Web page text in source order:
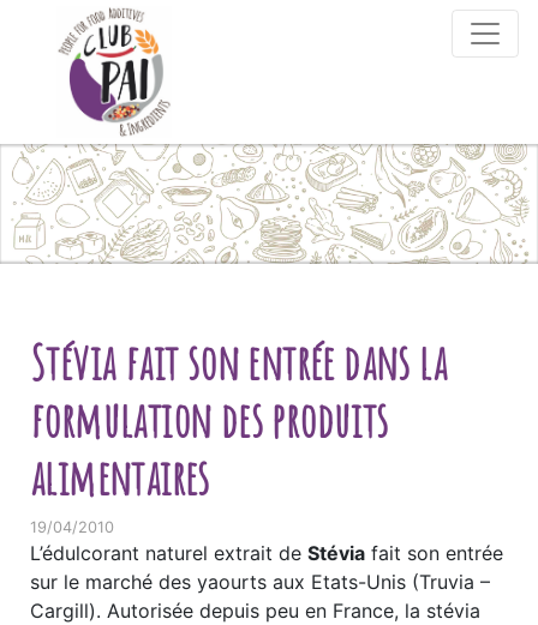
Skip to content
Stévia fait son entrée dans la
formulation des produits
alimentaires
19/04/2010
L’édulcorant naturel extrait de Stévia fait son entrée
sur le marché des yaourts aux Etats-Unis (Truvia –
Cargill). Autorisée depuis peu en France, la stévia